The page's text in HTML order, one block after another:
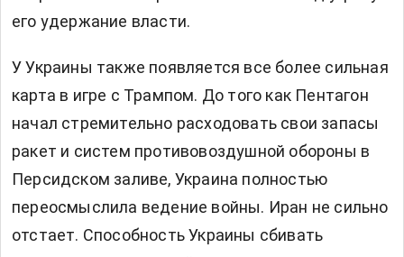
его удержание власти.
У Украины также появляется все более сильная
карта в игре с Трампом. До того как Пентагон
начал стремительно расходовать свои запасы
ракет и систем противовоздушной обороны в
Персидском заливе, Украина полностью
переосмыслила ведение войны. Иран не сильно
отстает. Способность Украины сбивать